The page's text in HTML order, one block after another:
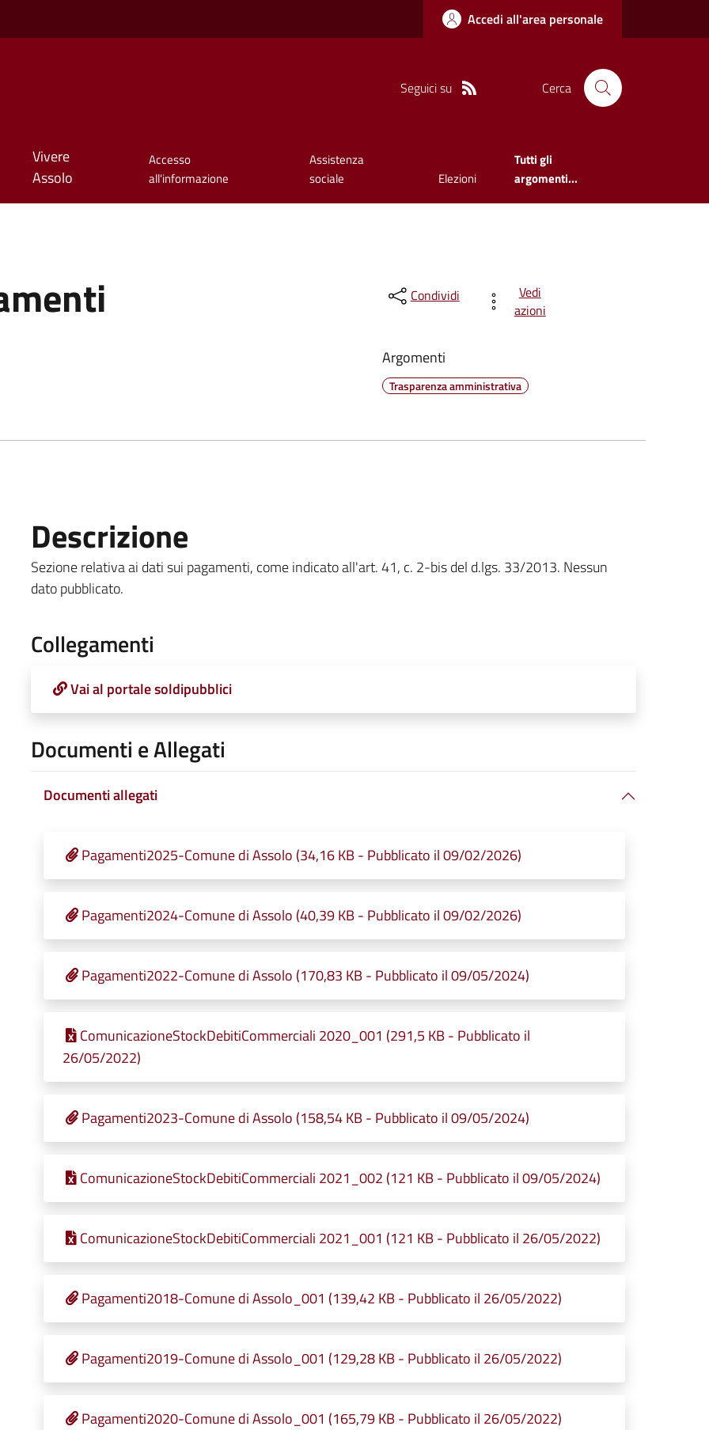
Accedi all'area personale
Seguici su Cerca
Vivere
Assolo
Accesso
all'informazione
Assistenza
sociale
Elezioni
Tutti gli
argomenti...
Condividi
Vedi
azioni
Argomenti
Trasparenza amministrativa
Descrizione
Sezione relativa ai dati sui pagamenti, come indicato all'art. 41, c. 2-bis del d.lgs. 33/2013. Nessun
dato pubblicato.
Collegamenti
Vai al portale soldipubblici
Documenti e Allegati
Documenti allegati
Pagamenti2025-Comune di Assolo (34,16 KB - Pubblicato il 09/02/2026)
Pagamenti2024-Comune di Assolo (40,39 KB - Pubblicato il 09/02/2026)
Pagamenti2022-Comune di Assolo (170,83 KB - Pubblicato il 09/05/2024)
ComunicazioneStockDebitiCommerciali 2020_001 (291,5 KB - Pubblicato il
26/05/2022)
Pagamenti2023-Comune di Assolo (158,54 KB - Pubblicato il 09/05/2024)
ComunicazioneStockDebitiCommerciali 2021_002 (121 KB - Pubblicato il 09/05/2024)
ComunicazioneStockDebitiCommerciali 2021_001 (121 KB - Pubblicato il 26/05/2022)
Pagamenti2018-Comune di Assolo_001 (139,42 KB - Pubblicato il 26/05/2022)
Pagamenti2019-Comune di Assolo_001 (129,28 KB - Pubblicato il 26/05/2022)
Pagamenti2020-Comune di Assolo_001 (165,79 KB - Pubblicato il 26/05/2022)